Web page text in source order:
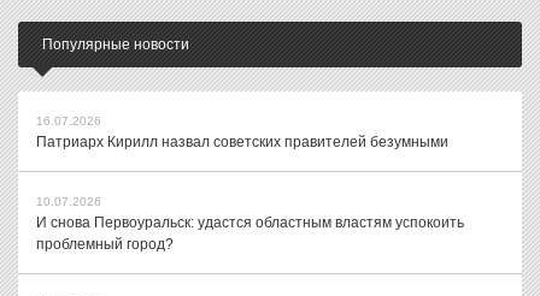
Популярные новости
16.07.2026
Патриарх Кирилл назвал советских правителей безумными
10.07.2026
И снова Первоуральск: удастся областным властям успокоить
проблемный город?